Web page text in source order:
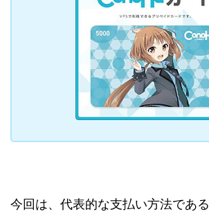
今回は、代表的な支払い方法である